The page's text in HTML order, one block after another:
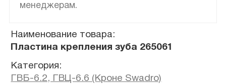
менеджерам.
Наименование товара:
Пластина крепления зуба 265061
Категория:
ГВБ-6.2, ГВЦ-6.6 (Кроне Swadro)